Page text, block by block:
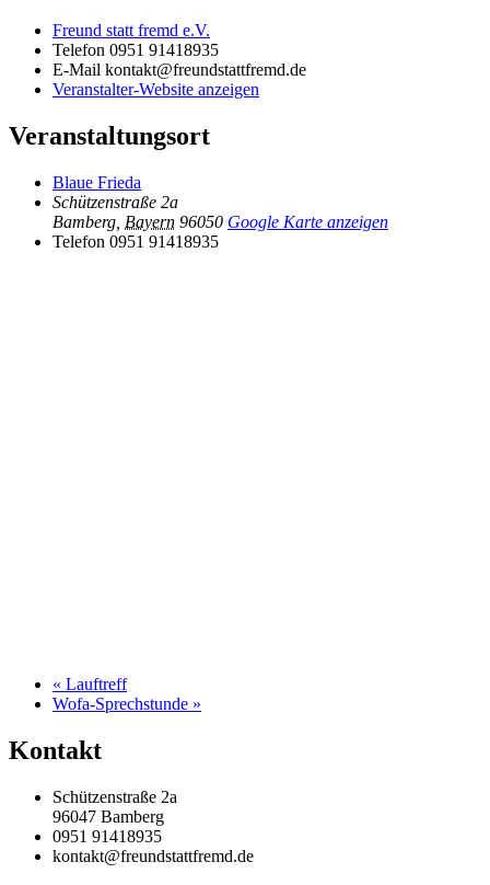
Freund statt fremd e.V.
Telefon 0951 91418935
E-Mail kontakt@freundstattfremd.de
Veranstalter-Website anzeigen
Veranstaltungsort
Blaue Frieda
Schützenstraße 2a
Bamberg Bayern 96050 Google Karte anzeigen
Telefon 0951 91418935
« Lauftreff
Wofa-Sprechstunde »
Kontakt
Schützenstraße 2a
96047 Bamberg
0951 91418935
kontakt@freundstattfremd.de